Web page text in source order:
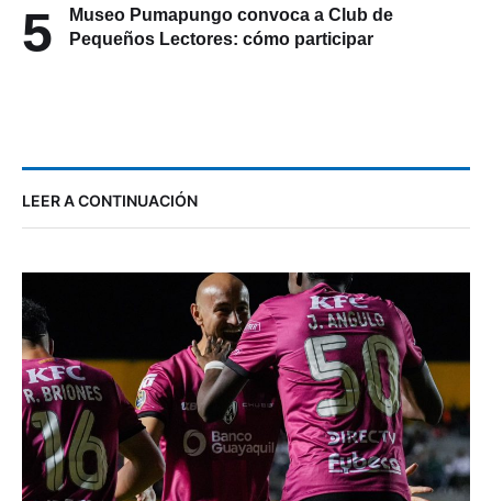
5
Museo Pumapungo convoca a Club de
Pequeños Lectores: cómo participar
LEER A CONTINUACIÓN